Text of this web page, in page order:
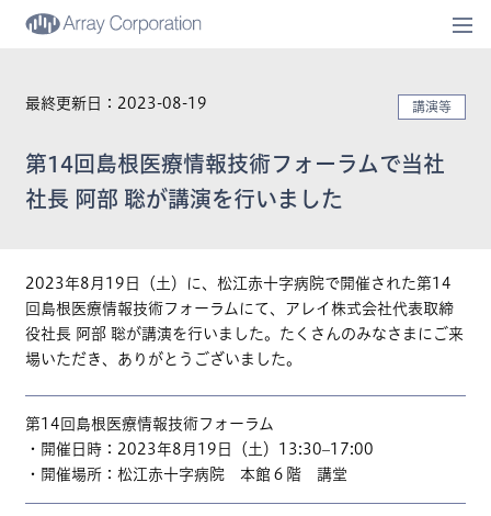
最終更新日：2023-08-19 講演等
第14回島根医療情報技術フォーラムで当社
社長 阿部 聡が講演を行いました
2023年8月19日（土）に、松江赤十字病院で開催された第14
回島根医療情報技術フォーラムにて、アレイ株式会社代表取締
役社長 阿部 聡が講演を行いました。たくさんのみなさまにご来
場いただき、ありがとうございました。
第14回島根医療情報技術フォーラム
・開催日時：2023年8月19日（土）13:30–17:00
・開催場所：松江赤十字病院 本館６階 講堂